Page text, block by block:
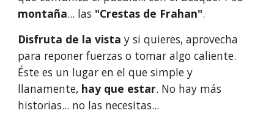
montaña... las "Crestas de Frahan".
Disfruta de la vista y si quieres, aprovecha
para reponer fuerzas o tomar algo caliente.
Éste es un lugar en el que simple y
llanamente, hay que estar. No hay más
historias... no las necesitas...